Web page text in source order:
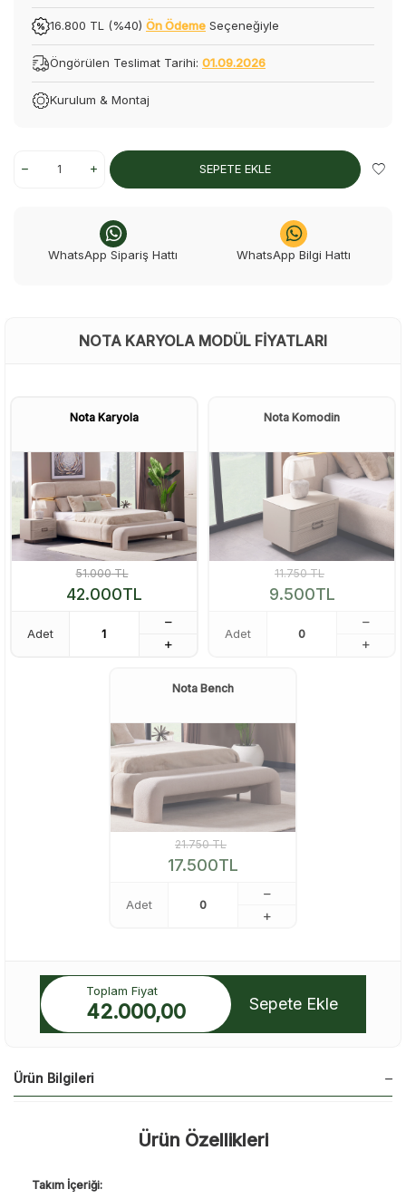
16.800 TL (%40) Ön Ödeme Seçeneğiyle
Öngörülen Teslimat Tarihi: 01.09.2026
Kurulum & Montaj
SEPETE EKLE
WhatsApp Sipariş Hattı WhatsApp Bilgi Hattı
NOTA KARYOLA MODÜL FIYATLARI
Nota Karyola
51.000TL
42.000TL
Adet
Nota Komodin
11.750TL
9.500TL
Adet
Nota Bench
21.750TL
17.500TL
Adet
Toplam Fiyat
42.000,00 Sepete Ekle
Ürün Bilgileri
Ürün Özellikleri
Takım İçeriği: